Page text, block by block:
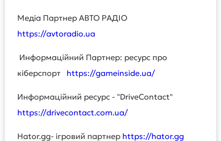
Медіа Партнер АВТО РАДІО
https://avtoradio.ua
Информаційний Партнер: ресурс про
кіберспорт https://gameinside.ua/
Информаційний ресурс - "DriveContact"
https://drivecontact.com.ua/
Hator.gg- ігровий партнер https://hator.gg